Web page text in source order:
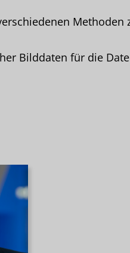
Methoden
Bilddaten für die